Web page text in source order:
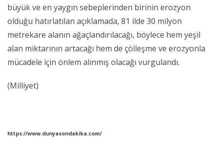
büyük ve en yaygın sebeplerinden birinin erozyon
olduğu hatırlatılan açıklamada, 81 ilde 30 milyon
metrekare alanın ağaçlandırılacağı, böylece hem yeşil
alan miktarının artacağı hem de çölleşme ve erozyonla
mücadele için önlem alınmış olacağı vurgulandı.
(Milliyet)
https://www.dunyasondakika.com/